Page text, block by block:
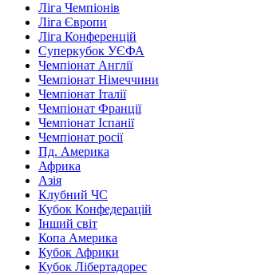
Ліга Чемпіонів
Ліга Європи
Ліга Конференцій
Суперкубок УЄФА
Чемпіонат Англії
Чемпіонат Німеччини
Чемпіонат Італії
Чемпіонат Франції
Чемпіонат Іспанії
Чемпіонат росії
Пд. Америка
Африка
Азія
Клубний ЧС
Кубок Конфедерацій
Інший світ
Копа Америка
Кубок Африки
Кубок Лібертадорес